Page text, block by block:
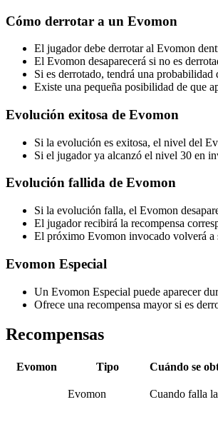
Cómo derrotar a un Evomon
El jugador debe derrotar al Evomon
El Evomon desaparecerá si no es
Si es derrotado, tendrá una
Existe una pequeña posibilidad de que
Evolución exitosa de Evomon
Si la evolución es exitosa, el nivel del
Si el jugador ya alcanzó el nivel 30 en
Evolución fallida de Evomon
Si la evolución falla, el Evomon
El jugador recibirá la recompensa
El próximo Evomon invocado volverá a
Evomon Especial
Un Evomon Especial puede aparecer
Ofrece una recompensa mayor si es
Recompensas
Evomon Tipo Cuándo se
Evomon Cuando falla